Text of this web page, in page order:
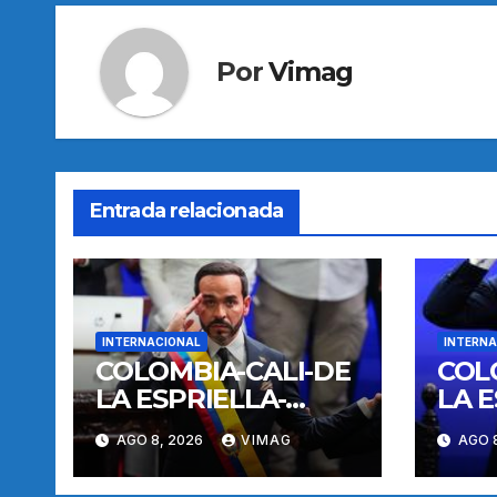
PorVimag
Entrada relacionada
INTERNACIONAL
COLOMBIA-CALI-DE
LA ESPRIELLA-
TOMA DE
POSESION
AGO 8, 2026 VIMAG
LA
AGO